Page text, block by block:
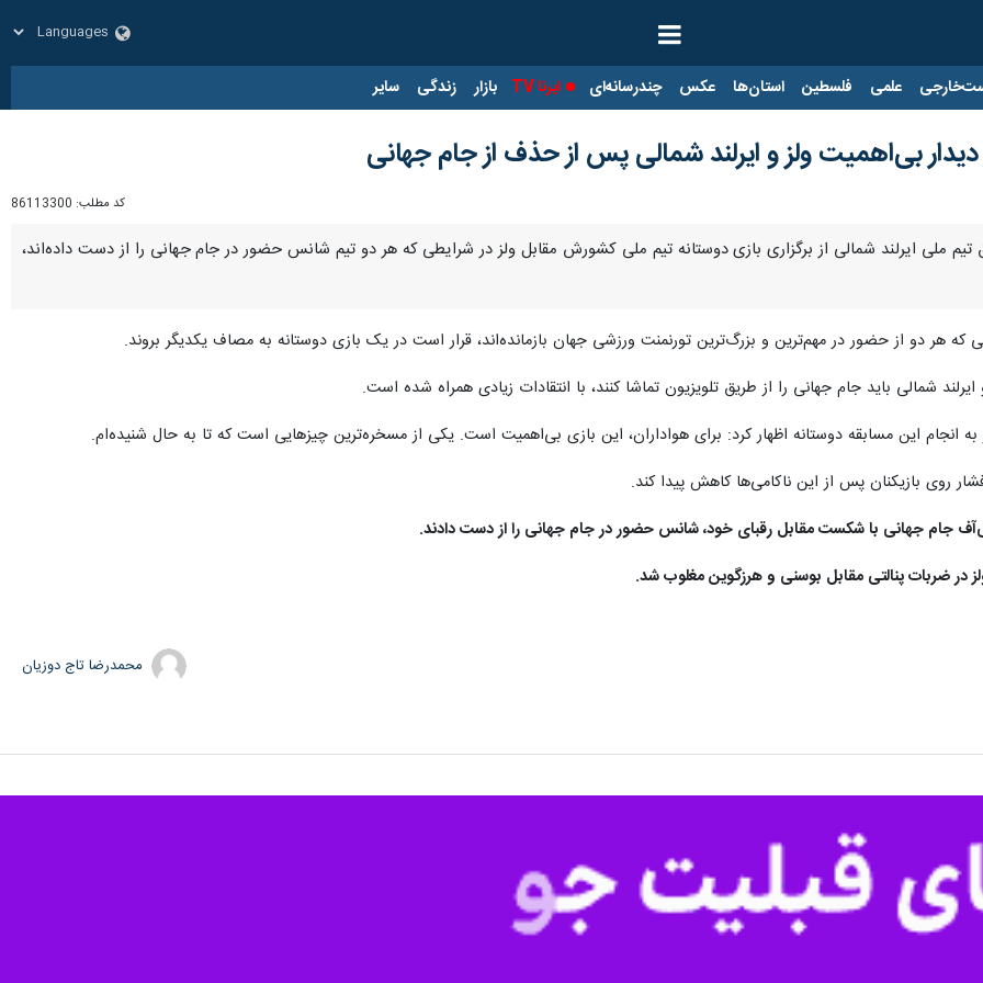
علمی فلسطین استان‌ها عکس چندرسانه‌ای ایرنا TV بازار زندگی سایر
دیدار بی‌اهمیت ولز و ایرلند شمالی پس از حذف از جام جهانی
کد مطلب: 86113300